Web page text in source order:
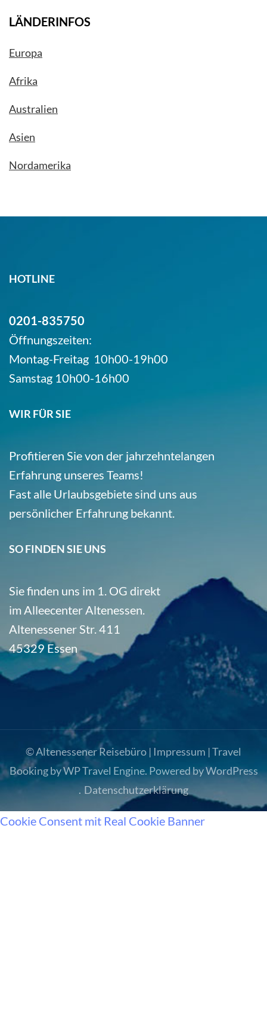
LÄNDERINFOS
Europa
Afrika
Australien
Asien
Nordamerika
HOTLINE
0201-835750
Öffnungszeiten:
Montag-Freitag 10h00-19h00
Samstag 10h00-16h00
WIR FÜR SIE
Profitieren Sie von der jahrzehntelangen
Erfahrung unseres Teams!
Fast alle Urlaubsgebiete sind uns aus
persönlicher Erfahrung bekannt.
SO FINDEN SIE UNS
Sie finden uns im 1. OG direkt
im Alleecenter Altenessen.
Altenessener Str. 411
45329 Essen
© Altenessener Reisebüro | Impressum |Travel
Booking byWP Travel Engine. Powered byWordPress
. Datenschutzerklärung
Cookie Consent mit Real Cookie Banner